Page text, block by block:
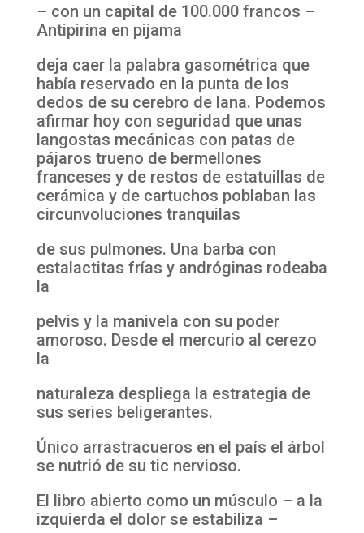
– con un capital de 100.000 francos –
Antipirina en pijama
deja caer la palabra gasométrica que
había reservado en la punta de los
dedos de su cerebro de lana. Podemos
afirmar hoy con seguridad que unas
langostas mecánicas con patas de
pájaros trueno de bermellones
franceses y de restos de estatuillas de
cerámica y de cartuchos poblaban las
circunvoluciones tranquilas
de sus pulmones. Una barba con
estalactitas frías y andróginas rodeaba
la
pelvis y la manivela con su poder
amoroso. Desde el mercurio al cerezo
la
naturaleza despliega la estrategia de
sus series beligerantes.
Único arrastracueros en el país el árbol
se nutrió de su tic nervioso.
El libro abierto como un músculo – a la
izquierda el dolor se estabiliza –